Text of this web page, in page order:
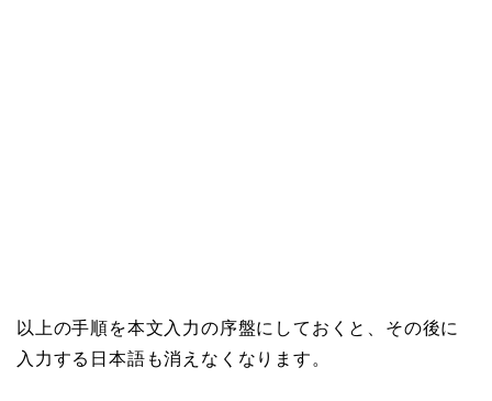
以上の手順を本文入力の序盤にしておくと、その後に
入力する日本語も消えなくなります。